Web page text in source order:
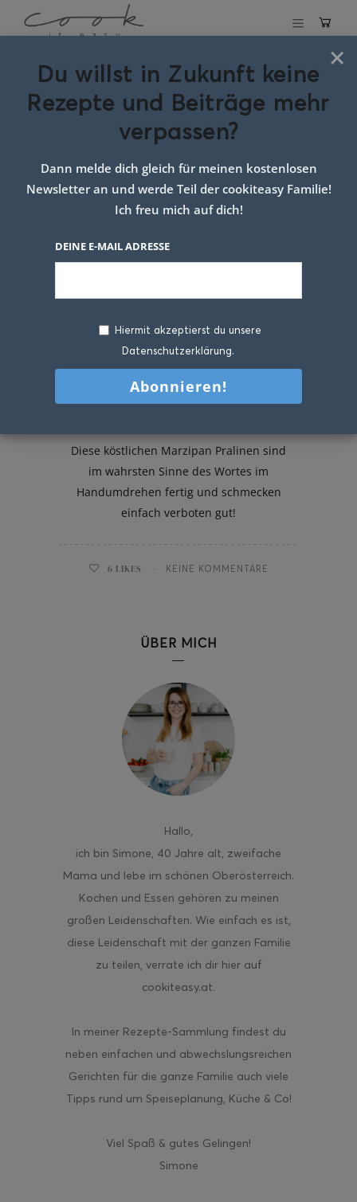
Schlagwort:
Rezept für
Pralinen
Diese köstlichen Marzipan Pralinen sind
im wahrsten Sinne des Wortes im
Handumdrehen fertig und schmecken
einfach verboten gut!
6 LIKES KEINE KOMMENTARE
ÜBER MICH
Hallo,
ich bin Simone, 40 Jahre alt, zweifache
Mama und lebe im schönen Oberösterreich.
Kochen und Essen gehören zu meinen
großen Leidenschaften. Wie einfach es ist,
diese Leidenschaft mit der ganzen Familie
zu teilen, verrate ich dir hier auf
cookiteasy.at.
In meiner Rezepte-Sammlung findest du
neben einfachen und abwechslungsreichen
Gerichten für die ganze Familie auch viele
Tipps rund um Speiseplanung, Küche & Co!
Viel Spaß & gutes Gelingen!
Simone
×
Du willst in Zukunft keine
Rezepte und Beiträge mehr
verpassen?
Dann melde dich gleich für meinen kostenlosen
Newsletter an und werde Teil der cookiteasy Familie!
Ich freu mich auf dich!
DEINE E-MAIL ADRESSE
Hiermit akzeptierst du unsere
Datenschutzerklärung.